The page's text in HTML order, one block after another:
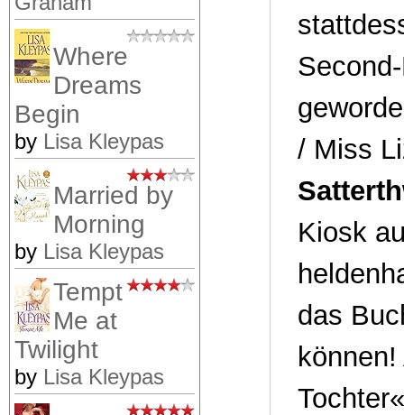
Where
Dreams
Begin
by Lisa Kleypas
Married by
Morning
by Lisa Kleypas
Tempt
Me at
Twilight
by Lisa Kleypas
/ Miss
Kiosk
das